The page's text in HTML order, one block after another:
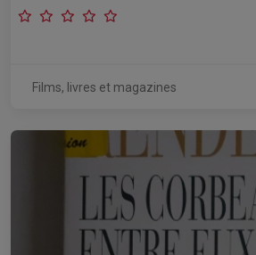
Films, livres et magazines